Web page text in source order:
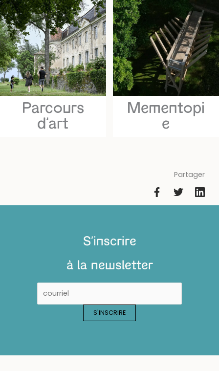
Parcours
d’art
Mementopi
e
Partager
S'inscrire
à la newsletter